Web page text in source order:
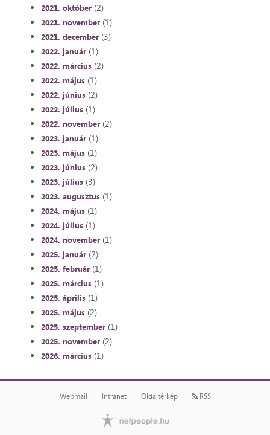
2021. október(2)
2021. november(1)
2021. december(3)
2022. január(1)
2022. március(2)
2022. május(1)
2022. június(2)
2022. július(1)
2022. november(2)
2023. január(1)
2023. május(1)
2023. június(2)
2023. július(3)
2023. augusztus(1)
2024. május(1)
2024. július(1)
2024. november(1)
2025. január(2)
2025. február(1)
2025. március(1)
2025. április(1)
2025. május(2)
2025. szeptember(1)
2025. november(2)
2026. március(1)
Webmail Intranet Oldaltérkép RSS